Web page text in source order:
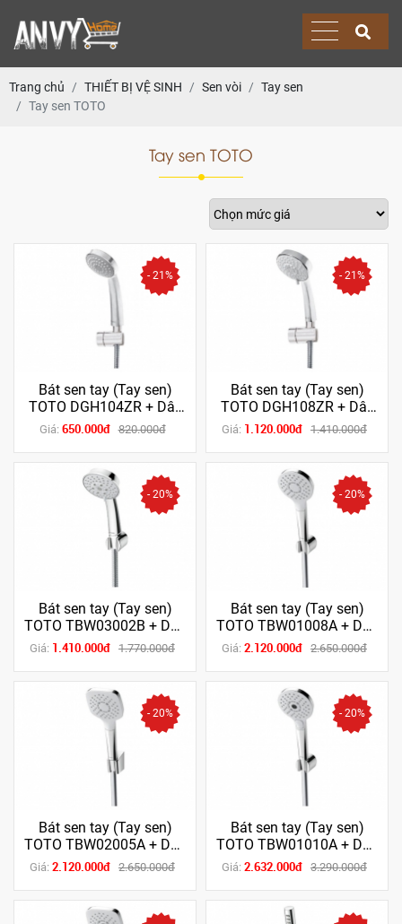
Trang chủ THIẾT BỊ VỆ SINH Sen vòi
Tay sen
Tay sen TOTO
Tay sen TOTO
- 21%
Bát sen tay (Tay sen)
TOTO DGH104ZR + Dây
sen
Giá: 650.000đ 820.000đ
- 21%
Bát sen tay (Tay sen)
TOTO DGH108ZR + Dây
sen
Giá: 1.120.000đ 1.410.000đ
- 20%
Bát sen tay (Tay sen)
TOTO TBW03002B + Dây
sen
Giá: 1.410.000đ 1.770.000đ
- 20%
Bát sen tay (Tay sen)
TOTO TBW01008A + Dây
sen
Giá: 2.120.000đ 2.650.000đ
- 20%
Bát sen tay (Tay sen)
TOTO TBW02005A + Dây
sen
Giá: 2.120.000đ 2.650.000đ
- 20%
Bát sen tay (Tay sen)
TOTO TBW01010A + Dây
sen
Giá: 2.632.000đ 3.290.000đ